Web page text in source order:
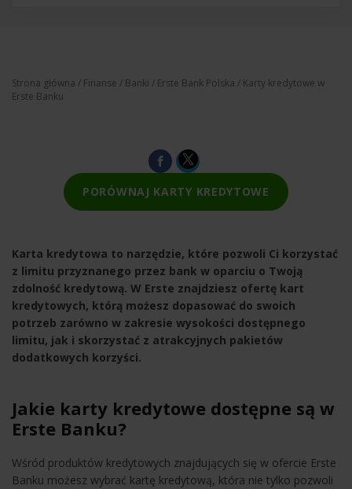
Strona główna / Finanse / Banki / Erste Bank Polska / Karty kredytowe w
Erste Banku
PORÓWNAJ KARTY KREDYTOWE
Karta kredytowa to narzędzie, które pozwoli Ci korzystać
z limitu przyznanego przez bank w oparciu o Twoją
zdolność kredytową. W Erste znajdziesz ofertę kart
kredytowych, którą możesz dopasować do swoich
potrzeb zarówno w zakresie wysokości dostępnego
limitu, jak i skorzystać z atrakcyjnych pakietów
dodatkowych korzyści.
Jakie karty kredytowe dostępne są w
Erste Banku?
Wśród produktów kredytowych znajdujących się w ofercie Erste
Banku możesz wybrać kartę kredytową, która nie tylko pozwoli